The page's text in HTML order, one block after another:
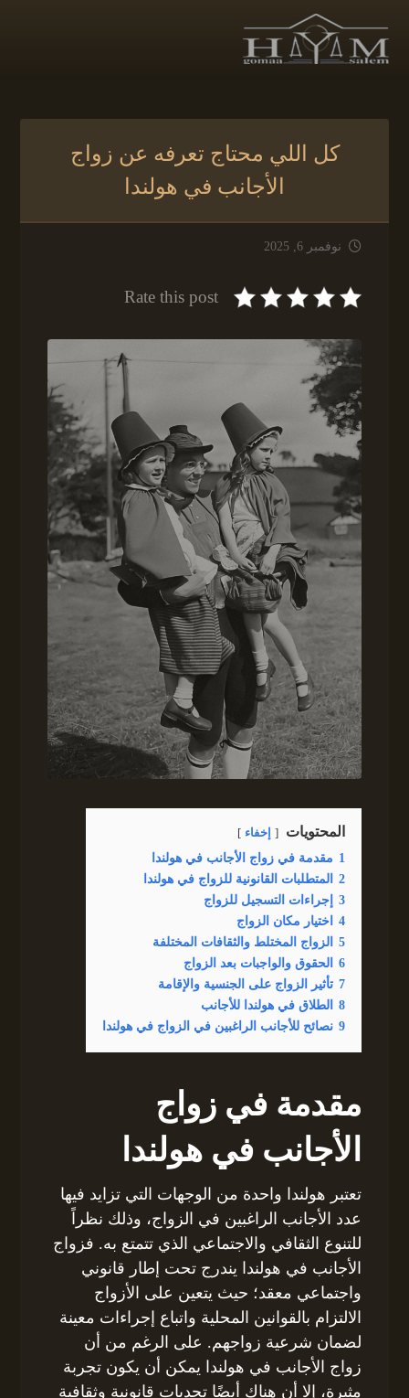
كل اللي محتاج تعرفه عن زواج
الأجانب في هولندا
نوفمبر 6, 2025
Rate this post
المحتويات إخفاء
1 مقدمة في زواج الأجانب في هولندا
2
المتطلبات القانونية للزواج في هولندا
3
إجراءات التسجيل للزواج
4
اختيار مكان الزواج
5
الزواج المختلط والثقافات المختلفة
6
الحقوق والواجبات بعد الزواج
7 تأثير الزواج على الجنسية والإقامة
8
الطلاق في هولندا للأجانب
9 نصائح للأجانب الراغبين في الزواج في هولندا
مقدمة في زواج
الأجانب في هولندا
تعتبر هولندا واحدة من الوجهات التي تزايد فيها
عدد الأجانب الراغبين في الزواج، وذلك نظراً
للتنوع الثقافي والاجتماعي الذي تتمتع به. فزواج
الأجانب في هولندا يندرج تحت إطار قانوني
واجتماعي معقد؛ حيث يتعين على الأزواج
الالتزام بالقوانين المحلية واتباع إجراءات معينة
لضمان شرعية زواجهم. على الرغم من أن
زواج الأجانب في هولندا يمكن أن يكون تجربة
مثيرة، إلا أن هناك أيضًا تحديات قانونية وثقافية